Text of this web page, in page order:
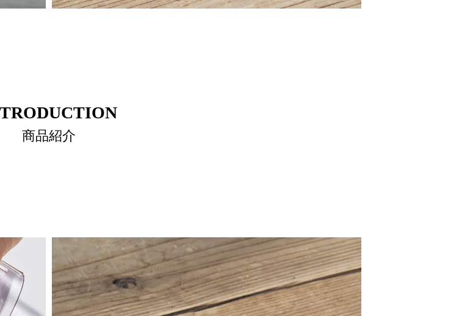
商品紹介